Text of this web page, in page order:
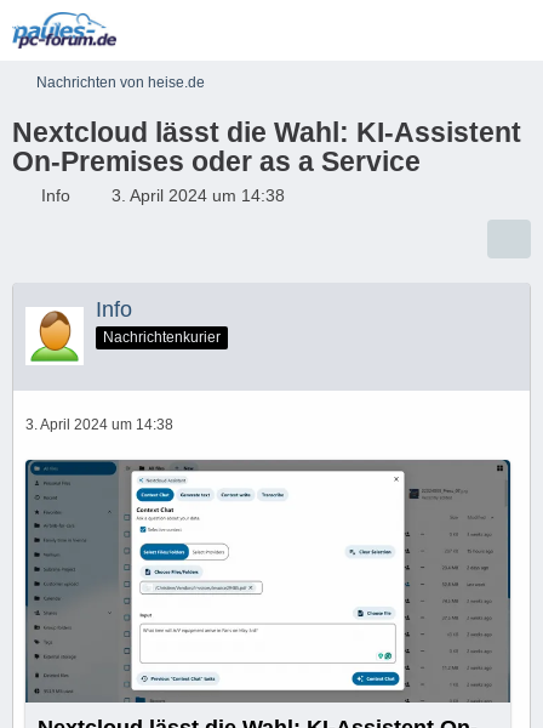
Nachrichten von heise.de
Nextcloud lässt die Wahl: KI-Assistent
On-Premises oder as a Service
Info 3. April 2024 um 14:38
Info
Nachrichtenkurier
3. April 2024 um 14:38